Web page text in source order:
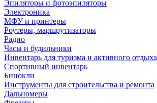
Эпиляторы и фотоэпиляторы
Электроника
МФУ и принтеры
Роутеры, маршрутизаторы
Радио
Часы и будильники
Инвентарь для туризма и активного отдыха
Спортивный инвентарь
Бинокли
Инструменты для строительства и ремонта
Дальномеры